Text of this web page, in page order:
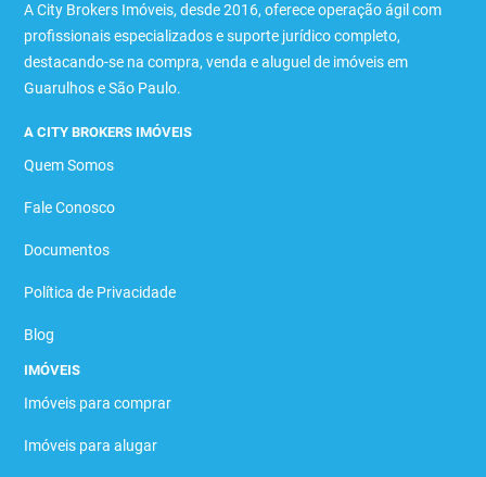
A City Brokers Imóveis, desde 2016, oferece operação ágil com
profissionais especializados e suporte jurídico completo,
destacando-se na compra, venda e aluguel de imóveis em
Guarulhos e São Paulo.
A CITY BROKERS IMÓVEIS
Quem Somos
Fale Conosco
Documentos
Política de Privacidade
Blog
IMÓVEIS
Imóveis para comprar
Imóveis para alugar